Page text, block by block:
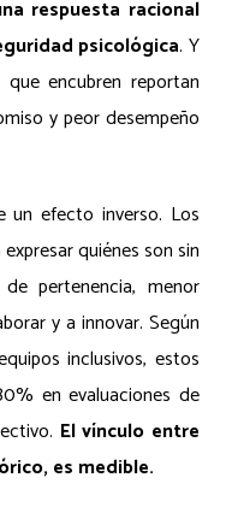
respuesta racional
psicológica. Y
que encubren reportan
y peor desempeño
un efecto inverso. Los
quiénes son sin
pertenencia, menor
y a innovar. Según
inclusivos, estos
en evaluaciones de
El vínculo entre
es medible.